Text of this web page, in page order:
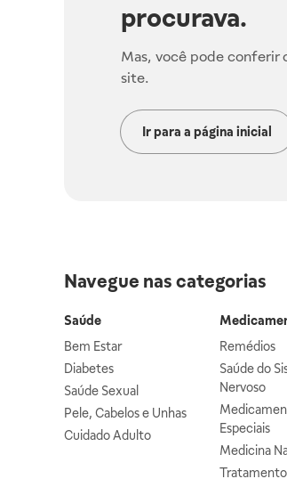
procurava.
Mas, você pode conferir
site.
Ir para a página inicial
Navegue nas categorias
Saúde
Bem Estar
Diabetes
Saúde Sexual
Pele, Cabelos e Unhas
Cuidado Adulto
Remédios
Saúde do
Nervoso
Especiais
Medicina